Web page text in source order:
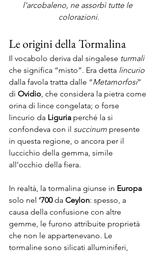
l’arcobaleno, ne assorbì tutte le
colorazioni.
Le origini della Tormalina
Il vocabolo deriva dal singalese turmali
che significa “misto”. Era detta lincurio
dalla favola tratta dalle “Metamorfosi”
di Ovidio, che considera la pietra come
orina di lince congelata; o forse
lincurio da Liguria perché la si
confondeva con il succinum presente
in questa regione, o ancora per il
luccichio della gemma, simile
all’occhio della fiera.
In realtà, la tormalina giunse in Europa
solo nel ‘700 da Ceylon: spesso, a
causa della confusione con altre
gemme, le furono attribuite proprietà
che non le appartenevano. Le
tormaline sono silicati alluminiferi,